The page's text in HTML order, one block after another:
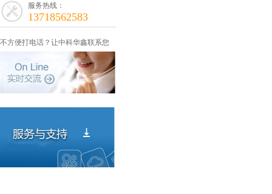
服务热线：
13718562583
不方便打电话？让中科华鑫联系您